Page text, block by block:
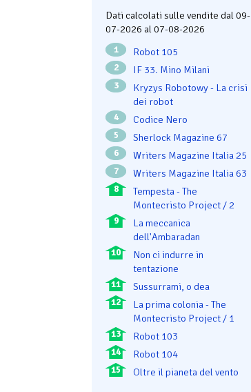
Dati calcolati sulle vendite dal 09-
07-2026 al 07-08-2026
1 Robot 105
2 IF 33. Mino Milani
3
Kryzys Robotowy - La crisi
dei robot
4 Codice Nero
5 Sherlock Magazine 67
6 Writers Magazine Italia 25
7 Writers Magazine Italia 63
8
Tempesta - The
Montecristo Project / 2
9
La meccanica
dell'Ambaradan
10
Non ci indurre in
tentazione
11 Sussurrami, o dea
12
La prima colonia - The
Montecristo Project / 1
13 Robot 103
14 Robot 104
15 Oltre il pianeta del vento